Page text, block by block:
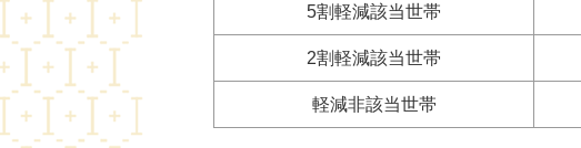
5割軽減該当世帯
2割軽減該当世帯
軽減非該当世帯